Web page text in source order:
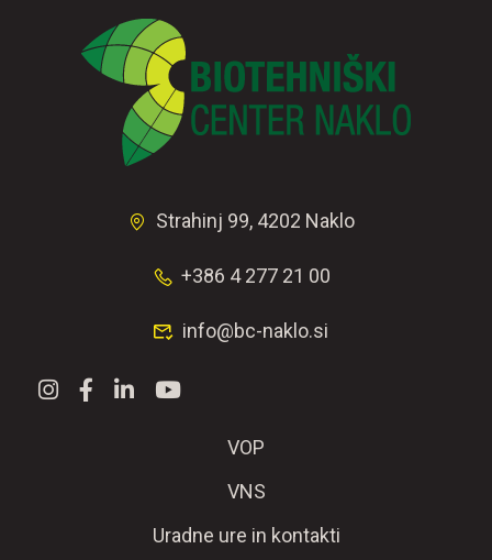
Strahinj 99, 4202 Naklo
+386 4 277 21 00
info@bc-naklo.si
VOP
VNS
Uradne ure in kontakti